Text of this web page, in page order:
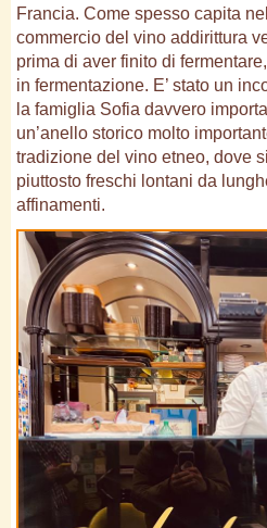
Francia. Come spesso capita
commercio del vino addirittura
prima di aver finito di
in fermentazione. E’ stato un
la famiglia Sofia davvero
un’anello storico molto
tradizione del vino etneo, dove
piuttosto freschi lontani da
affinamenti.